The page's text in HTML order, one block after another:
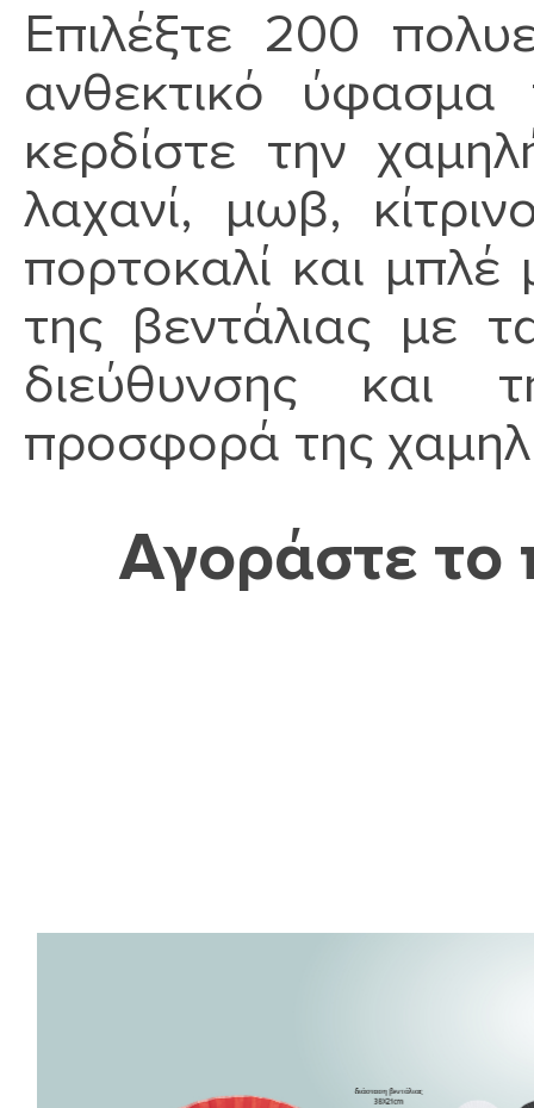
Επιλέξτε 200
ανθεκτικό
κερδίστε την
λαχανί, μωβ,
πορτοκαλί και
της βεντάλιας με
διεύθυνσης και
προσφορά της
Αγοράστε το